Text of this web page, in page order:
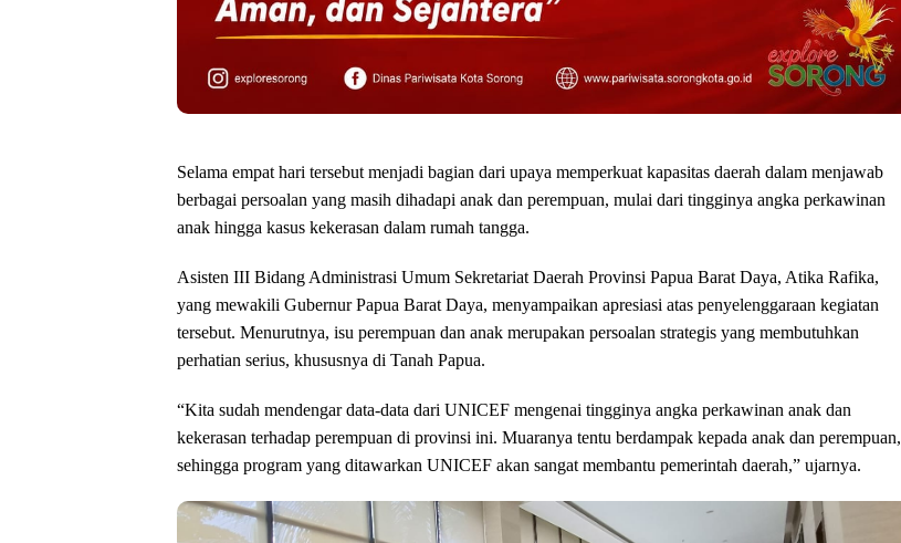
Selama empat hari tersebut menjadi bagian dari upaya memperkuat kapasitas daerah dalam menjawab
berbagai persoalan yang masih dihadapi anak dan perempuan, mulai dari tingginya angka perkawinan
anak hingga kasus kekerasan dalam rumah tangga.
Asisten III Bidang Administrasi Umum Sekretariat Daerah Provinsi Papua Barat Daya, Atika Rafika,
yang mewakili Gubernur Papua Barat Daya, menyampaikan apresiasi atas penyelenggaraan kegiatan
tersebut. Menurutnya, isu perempuan dan anak merupakan persoalan strategis yang membutuhkan
perhatian serius, khususnya di Tanah Papua.
“Kita sudah mendengar data-data dari UNICEF mengenai tingginya angka perkawinan anak dan
kekerasan terhadap perempuan di provinsi ini. Muaranya tentu berdampak kepada anak dan perempuan,
sehingga program yang ditawarkan UNICEF akan sangat membantu pemerintah daerah,” ujarnya.